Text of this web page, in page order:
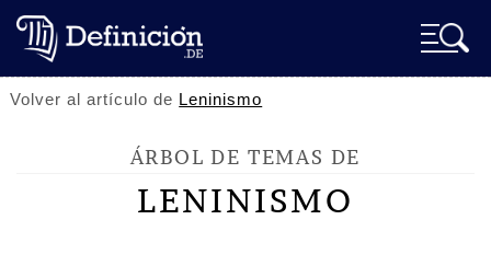
Volver al artículo de Leninismo
ÁRBOL DE TEMAS DE
LENINISMO